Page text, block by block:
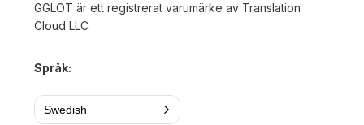
GGLOT är ett registrerat varumärke av Translation
Cloud LLC
Språk:
Swedish